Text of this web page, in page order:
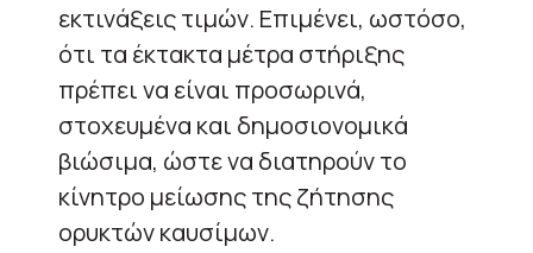
εκτινάξεις τιμών. Επιμένει, ωστόσο,
ότι τα έκτακτα μέτρα στήριξης
πρέπει να είναι προσωρινά,
στοχευμένα και δημοσιονομικά
βιώσιμα, ώστε να διατηρούν το
κίνητρο μείωσης της ζήτησης
ορυκτών καυσίμων.